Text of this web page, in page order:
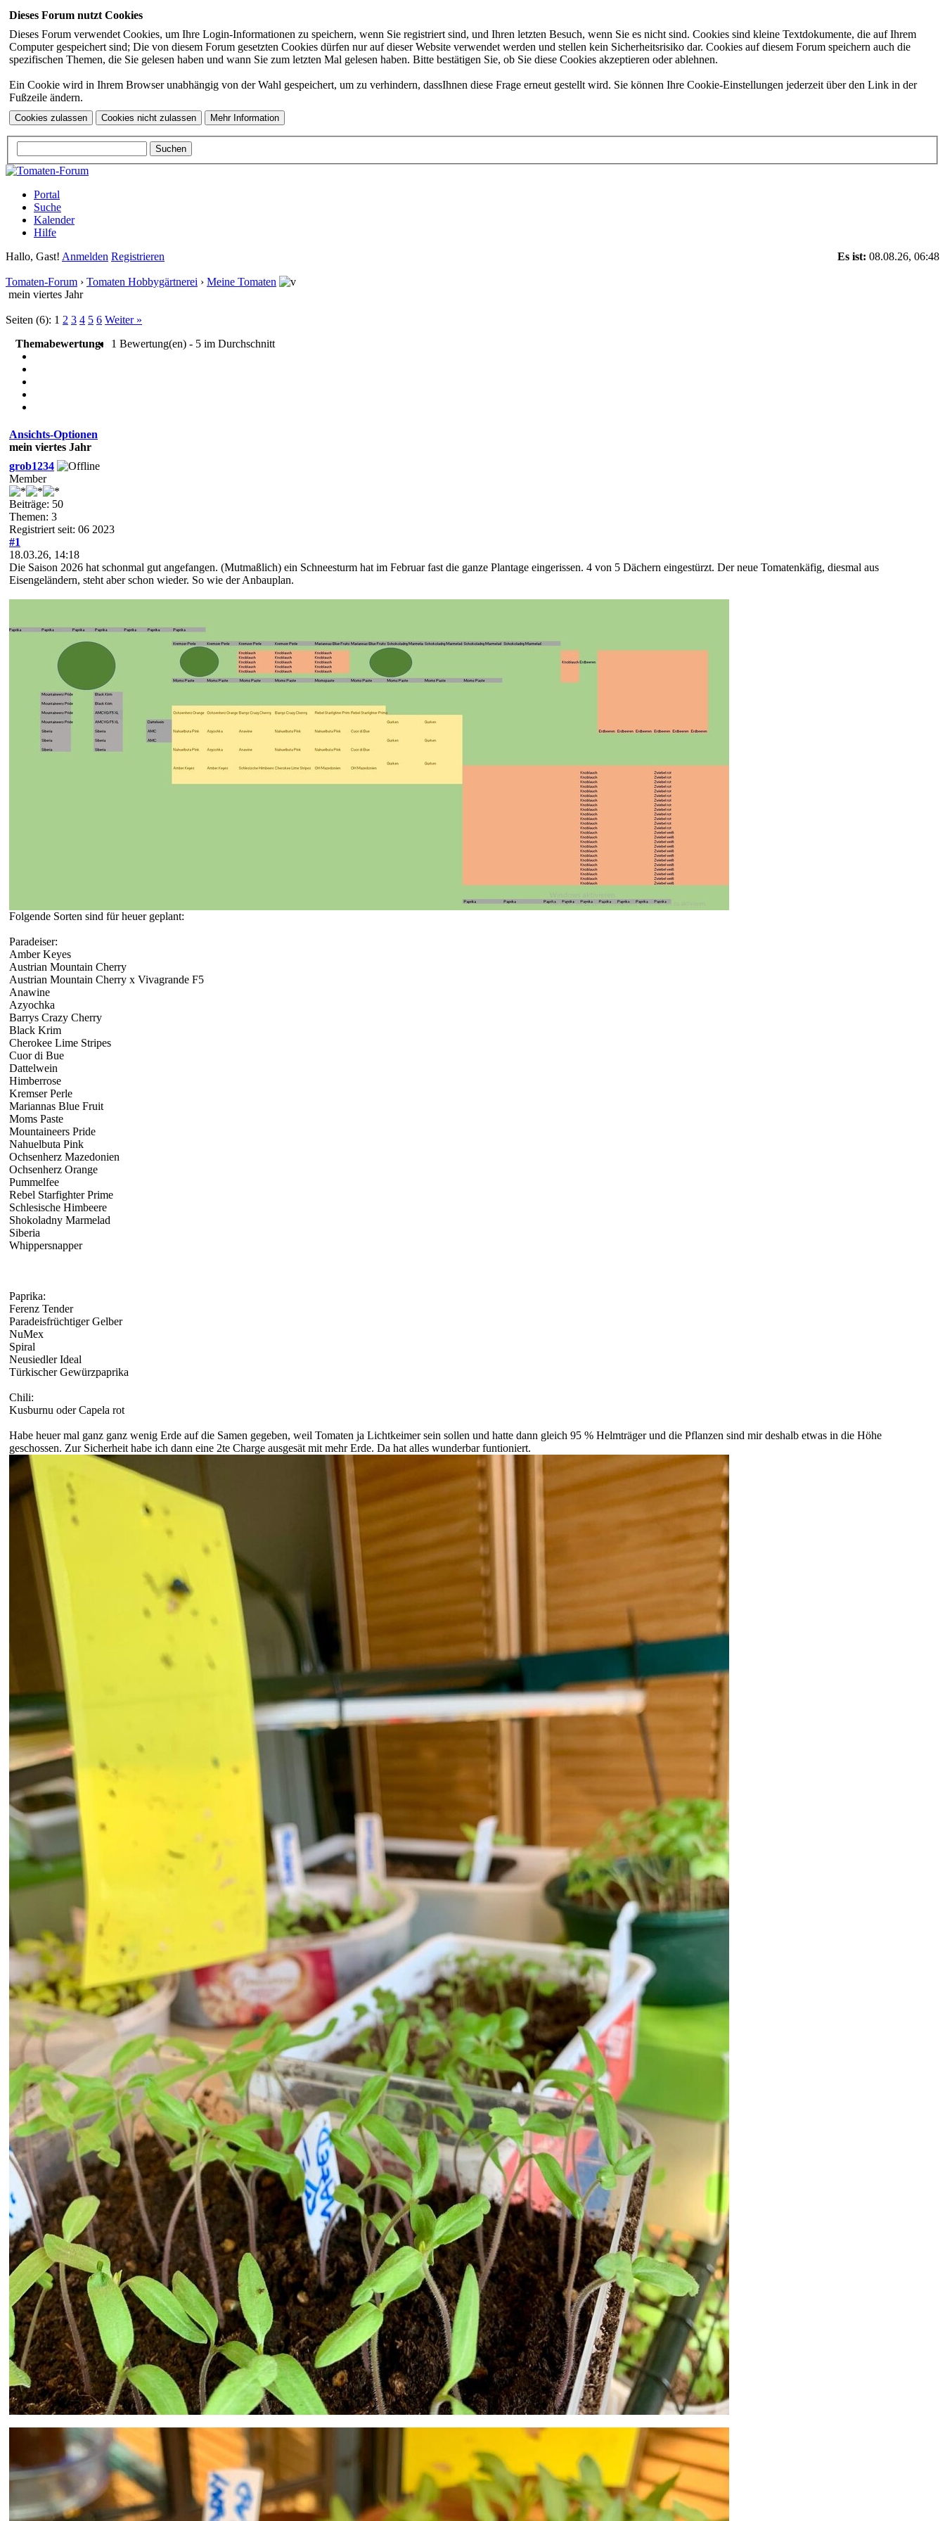
Dieses Forum nutzt Cookies
Dieses Forum verwendet Cookies, um Ihre Login-Informationen zu speichern, wenn Sie registriert sind, und Ihren letzten Besuch, wenn Sie es nicht sind. Cookies sind kleine Textdokumente, die auf Ihrem
Computer gespeichert sind; Die von diesem Forum gesetzten Cookies dürfen nur auf dieser Website verwendet werden und stellen kein Sicherheitsrisiko dar. Cookies auf diesem Forum speichern auch die
spezifischen Themen, die Sie gelesen haben und wann Sie zum letzten Mal gelesen haben. Bitte bestätigen Sie, ob Sie diese Cookies akzeptieren oder ablehnen.
Ein Cookie wird in Ihrem Browser unabhängig von der Wahl gespeichert, um zu verhindern, dassIhnen diese Frage erneut gestellt wird. Sie können Ihre Cookie-Einstellungen jederzeit über den Link in der
Fußzeile ändern.
Portal
Suche
Kalender
Hilfe
Es ist: 08.08.26, 06:48
Hallo, Gast! Anmelden Registrieren
Tomaten-Forum › Tomaten Hobbygärtnerei › Meine Tomaten
mein viertes Jahr
Seiten (6): 1 2 3 4 5 6 Weiter »
Themabewertung:
1 Bewertung(en) - 5 im Durchschnitt
Ansichts-Optionen
mein viertes Jahr
grob1234
Member
Beiträge: 50
Themen: 3
Registriert seit: 06 2023
#1
18.03.26, 14:18
Die Saison 2026 hat schonmal gut angefangen. (Mutmaßlich) ein Schneesturm hat im Februar fast die ganze Plantage eingerissen. 4 von 5 Dächern eingestürzt. Der neue Tomatenkäfig, diesmal aus
Eisengeländern, steht aber schon wieder. So wie der Anbauplan.
Folgende Sorten sind für heuer geplant:
Paradeiser:
Amber Keyes
Austrian Mountain Cherry
Austrian Mountain Cherry x Vivagrande F5
Anawine
Azyochka
Barrys Crazy Cherry
Black Krim
Cherokee Lime Stripes
Cuor di Bue
Dattelwein
Himberrose
Kremser Perle
Mariannas Blue Fruit
Moms Paste
Mountaineers Pride
Nahuelbuta Pink
Ochsenherz Mazedonien
Ochsenherz Orange
Pummelfee
Rebel Starfighter Prime
Schlesische Himbeere
Shokoladny Marmelad
Siberia
Whippersnapper
Paprika:
Ferenz Tender
Paradeisfrüchtiger Gelber
NuMex
Spiral
Neusiedler Ideal
Türkischer Gewürzpaprika
Chili:
Kusburnu oder Capela rot
Habe heuer mal ganz ganz wenig Erde auf die Samen gegeben, weil Tomaten ja Lichtkeimer sein sollen und hatte dann gleich 95 % Helmträger und die Pflanzen sind mir deshalb etwas in die Höhe
geschossen. Zur Sicherheit habe ich dann eine 2te Charge ausgesät mit mehr Erde. Da hat alles wunderbar funtioniert.